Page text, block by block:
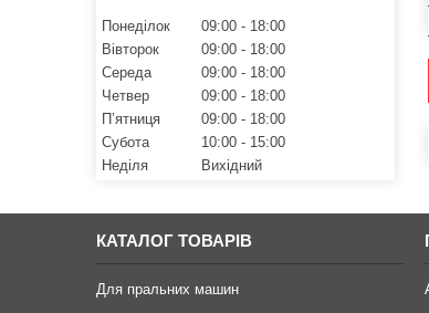
Понеділок 09:00
18:00
Вівторок
09:00
18:00
Середа
09:00
18:00
Четвер
09:00
18:00
Пʼятниця
09:00
18:00
Субота
10:00
15:00
Неділя
Вихідний
КАТАЛОГ ТОВАРІВ
Для пральних машин